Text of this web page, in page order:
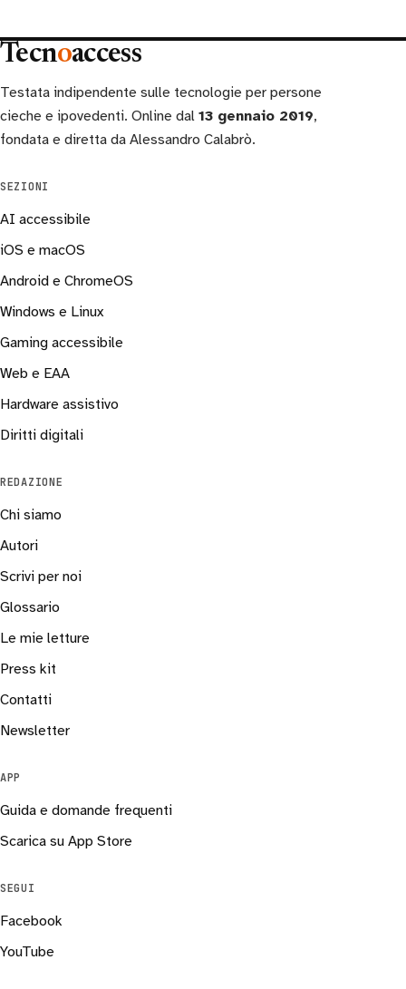
Tecnoaccess
Testata indipendente sulle tecnologie per persone
cieche e ipovedenti. Online dal 13 gennaio 2019,
fondata e diretta da Alessandro Calabrò.
SEZIONI
AI accessibile
iOS e macOS
Android e ChromeOS
Windows e Linux
Gaming accessibile
Web e EAA
Hardware assistivo
Diritti digitali
REDAZIONE
Chi siamo
Autori
Scrivi per noi
Glossario
Le mie letture
Press kit
Contatti
Newsletter
APP
Guida e domande frequenti
Scarica su App Store
SEGUI
Facebook
YouTube